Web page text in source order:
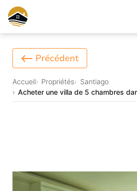
Précédent
Accueil Propriétés
Santiago
Acheter une villa de 5 chambres